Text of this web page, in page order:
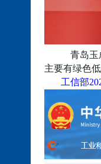
青岛玉
主要有绿色
工信部